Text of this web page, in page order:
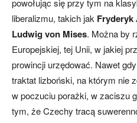
liberalizmu, takich jak Fryderyk
Ludwig von Mises. Można by
Europejskiej, tej Unii, w jakiej
prowincji urzędować. Nawet
traktat lizboński, na którym nie
w poczuciu porażki, w zaciszu
tym, że Czechy tracą